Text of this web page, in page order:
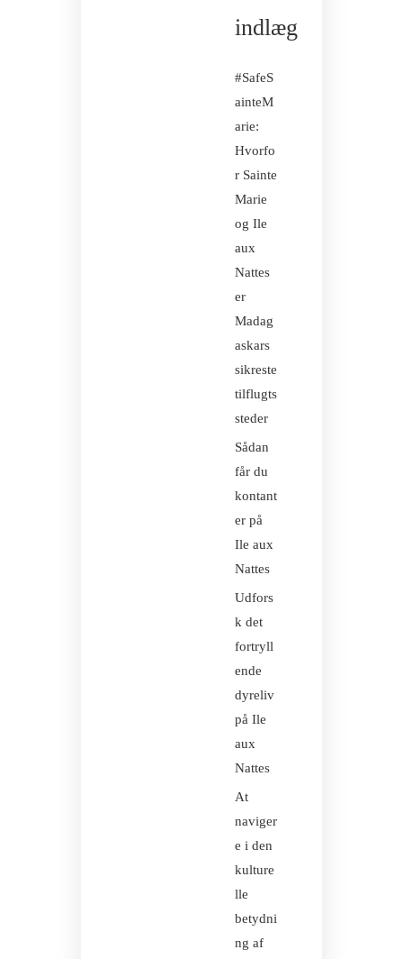
indlæg
#SafeS
ainteM
arie:
Hvorfo
r Sainte
Marie
og Ile
aux
Nattes
er
Madag
askars
sikreste
tilflugts
steder
Sådan
får du
kontant
er på
Ile aux
Nattes
Udfors
k det
fortryll
ende
dyreliv
på Ile
aux
Nattes
At
naviger
e i den
kulture
lle
betydni
ng af